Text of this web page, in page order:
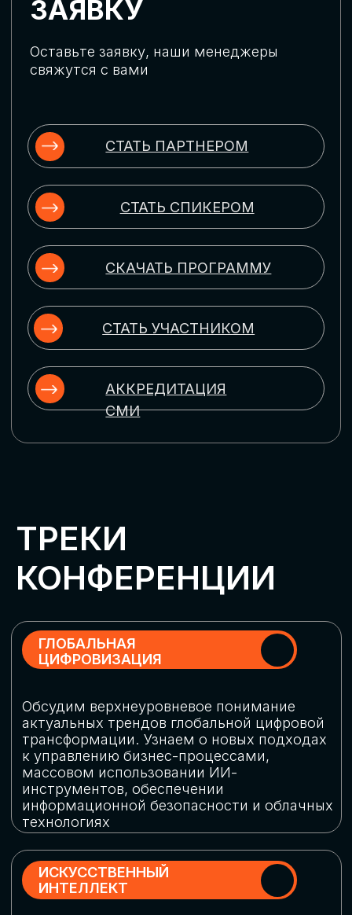
Выясним, как в наши дни уверенно
защищать свой бизнес от киберугроз
массовом использовании ИИ-
инструментов, обеспечении
ИСКУССТВЕННЫЙ
Узнаем как компании адаптируются к
новой ИИ-реальности. Как ИИ-
сотрудники становятся
«полноправными» членами команды, как
ИИ-помощники забирают на себя рутину
и как можно значительно увеличить
производительность без огромных
затрат на нейросети
ЦИФРОВИЗАЦИЯ
МАРКЕТИНГА И ПРОДАЖ
Обменяемся опытом, какие ИИ-решения
в маркетинге и продажах наиболее
рекламными кампаниями показывают
наибольшую эффективность
ЦИФРОВИЗАЦИЯ
УПРАВЛЕНИЯ ПЕРСОНАЛОМ
Рассмотрим управление человеческим
комплексные решения для роста
производительности и кейсы
оптимизации процессов найма,
развития, оценки и удержания
РОБОТИЗАЦИЯ
Узнаем, в каких отраслях ИИ
«материализуется», какие роботы
решают сложные бизнес-задачи, а где
только обсуждают концепции
роботизации и потенциальные бюджеты
на тестирование образцов
ЦИФРОВИЗАЦИЯ
КЛИЕНТСКОГО СЕРВИСА
Разберем кейсы в сфере цифровизации